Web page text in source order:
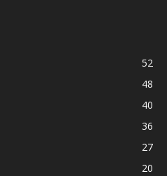
52
48
40
36
27
20